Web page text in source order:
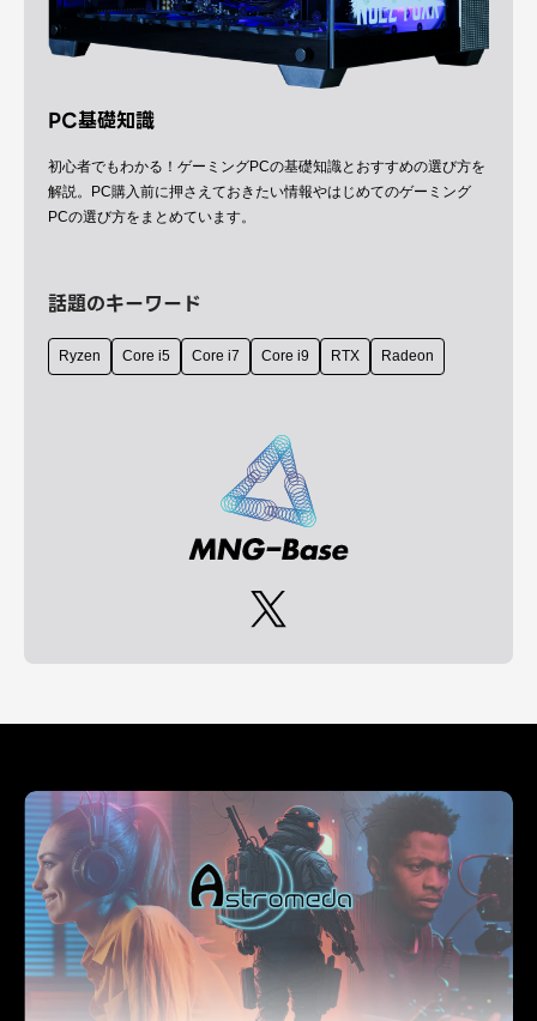
PC基礎知識
初心者でもわかる！ゲーミングPCの基礎知識とおすすめの選び方を
解説。PC購入前に押さえておきたい情報やはじめてのゲーミング
PCの選び方をまとめています。
話題のキーワード
Ryzen Core i5 Core i7 Core i9 RTX Radeon